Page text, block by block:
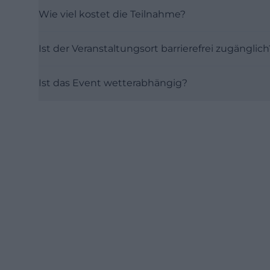
Wie viel kostet die Teilnahme?
Ist der Veranstaltungsort barrierefrei
Ist das Event wetterabhängig?